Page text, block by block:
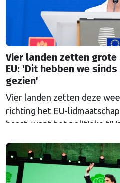
Vier landen zetten
EU: 'Dit hebben we
gezien'
Vier landen zetten deze
richting het EU-
haast, want het politieke tij